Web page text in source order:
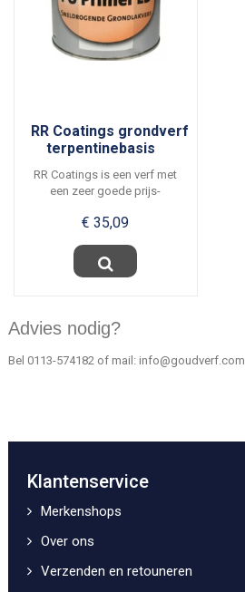
RR Coatings grondverf
terpentinebasis
RR Coatings is een verf met
een zeer goede prijs-
€ 35,09
Advies nodig?
Bel 0113-574182 of mail: info@goudverf.com
Klantenservice
Merkenshops
Over ons
Verzenden en retouneren